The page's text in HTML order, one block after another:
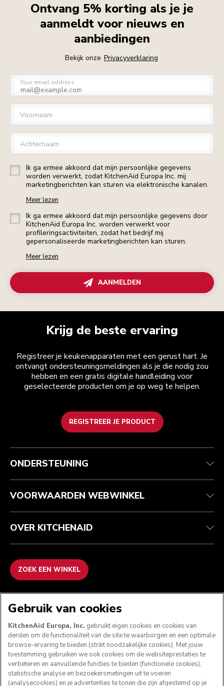
Ontvang 5% korting als je je
aanmeldt voor nieuws en
aanbiedingen
Bekijk onze Privacyverklaring
Your email address
Voornaam
Achternaam
Ik ga ermee akkoord dat mijn persoonlijke gegevens
worden verwerkt, zodat KitchenAid Europa Inc. mij
marketingberichten kan sturen via elektronische kanalen.
Meer lezen
Ik ga ermee akkoord dat mijn persoonlijke gegevens door
KitchenAid Europa Inc. worden verwerkt voor
profileringsactiviteiten, zodat het bedrijf mij
gepersonaliseerde marketingberichten kan sturen.
Meer lezen
AANMELDEN
Krijg de beste ervaring
Registreer je keukenapparaten met een gerust hart. Je
ontvangt ondersteuningsmeldingen als je die nodig zou
hebben en een gratis digitale handleiding voor
geselecteerde producten om je op weg te helpen.
REGISTREER JE PRODUCT
Health check
Je bestelling volgen
Garantie en documenten
Veelgestelde vragen
Algemene voorwaarden
Retournering en terugbetaling
Imprint
ODR
Het merk
Zoek een winkel
ONDERSTEUNING
VOORWAARDEN WEBWINKEL
OVER KITCHENAID
ZOEK EEN WINKEL
VOLG ONS
Gebruik van cookies
KitchenAid Europa, Inc. gebruikt eigen cookies en cookies van
derden om de functionaliteit van de site te waarborgen en een optimale
browse-ervaring te bieden (strikt noodzakelijke cookies). Met jouw
toestemming gebruiken we ook cookies om de websiteprestaties te
verbeteren en aanvullende functies te bieden (functionele cookies),
statistische analyse en bezoekersmetingen uit te voeren
(analysecookies) en je advertenties te tonen die zijn afgestemd op je